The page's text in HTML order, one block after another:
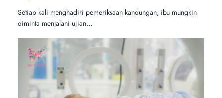
Setiap kali menghadiri pemeriksaan kandungan, ibu mungkin
diminta menjalani ujian…